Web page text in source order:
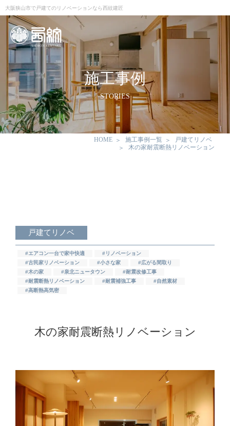
大阪狭山市で戸建てのリノベーションなら西紋建匠
施工事例
STORIES
HOME 施工事例一覧
戸建てリノベ
木の家耐震断熱リノベーション
戸建てリノベ
#エアコン一台で家中快適
#リノベーション
#古民家リノベーション
#小さな家
#広がる間取り
#木の家
#泉北ニュータウン
#耐震改修工事
#耐震断熱リノベーション
#耐震補強工事
#自然素材
#高断熱高気密
木の家耐震断熱リノベーション